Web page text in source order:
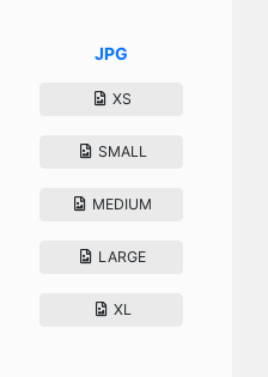
JPG
XS
SMALL
MEDIUM
LARGE
XL